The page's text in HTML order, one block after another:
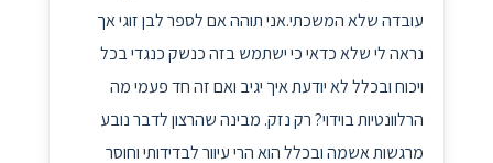
עובדה שלא המשכתי.אני תוהה אם לספר לבן זוגי אך
נראה לי שלא כדאי כי ישתמש בזה כנשק כנגדי בכל
ויכוח ובכלל לא יודעת איך יגיב ואם זה חד פעמי מה
הרלוונטיות בוידוי? רק נזק. מבינה שהרצון לדבר נובע
מרגשות אשמה ובכלל הוא הרי עיוור לבדידותי וחוסר